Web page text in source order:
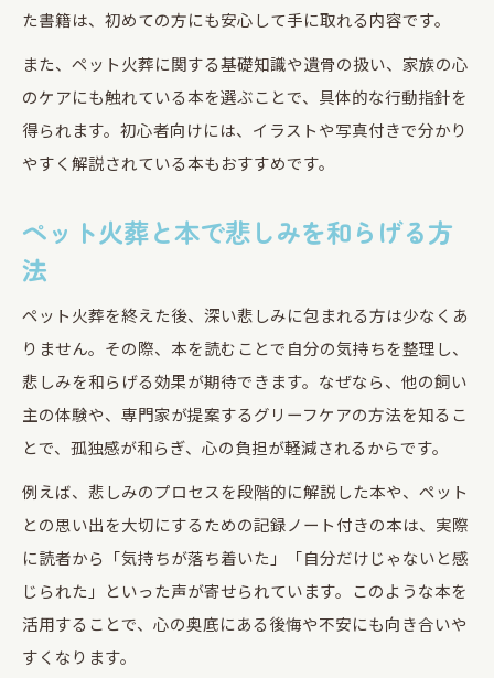
家族全員で考えるペット火葬のあり方
本を通じて知るペット火葬後の心のケア
ペット火葬後の悲しみに寄り添う本の力
ペット火葬後の心を癒す本の探し方と選び方
ペット火葬後の生活を支える本の活用術
安らかなペット火葬を迎えるために知っておきたい
こと
安らかなペット火葬のための事前準備と心構え
ペット火葬を迎える日に大切な家族のサポート
ペット火葬を安らかに行うための注意点
ペット火葬で心の区切りをつける方法
ペット火葬前後で意識したい心のケアのコツ
た書籍は、初めての方にも安心して手に取れる内容です。
また、ペット火葬に関する基礎知識や遺骨の扱い、家族の心
のケアにも触れている本を選ぶことで、具体的な行動指針を
得られます。初心者向けには、イラストや写真付きで分かり
やすく解説されている本もおすすめです。
ペット火葬と本で悲しみを和らげる方
法
ペット火葬を終えた後、深い悲しみに包まれる方は少なくあ
りません。その際、本を読むことで自分の気持ちを整理し、
悲しみを和らげる効果が期待できます。なぜなら、他の飼い
主の体験や、専門家が提案するグリーフケアの方法を知るこ
とで、孤独感が和らぎ、心の負担が軽減されるからです。
例えば、悲しみのプロセスを段階的に解説した本や、ペット
との思い出を大切にするための記録ノート付きの本は、実際
に読者から「気持ちが落ち着いた」「自分だけじゃないと感
じられた」といった声が寄せられています。このような本を
活用することで、心の奥底にある後悔や不安にも向き合いや
すくなります。